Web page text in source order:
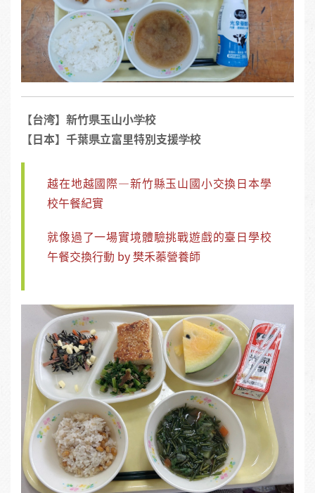
【台湾】新竹県玉山小学校
【日本】千葉県立富里特別支援学校
越在地越國際—新竹縣玉山國小交換日本學
校午餐紀實
就像過了一場實境體驗挑戰遊戲的臺日學校
午餐交換行動 by 樊禾蓁營養師